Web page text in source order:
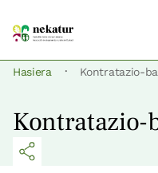
Hasiera · Kontratazio-
Kontratazio-